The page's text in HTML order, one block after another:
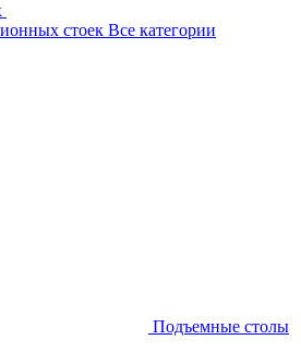
стоек Все категории
Подъемные столы